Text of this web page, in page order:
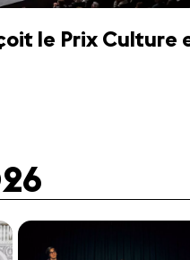
le Prix Culture